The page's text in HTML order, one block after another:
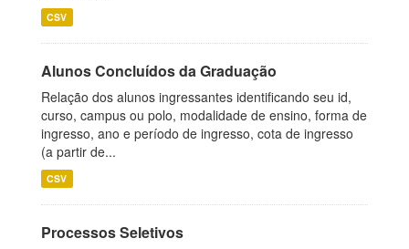
CSV
Alunos Concluídos da Graduação
Relação dos alunos ingressantes identificando seu id,
curso, campus ou polo, modalidade de ensino, forma de
ingresso, ano e período de ingresso, cota de ingresso
(a partir de...
CSV
Processos Seletivos